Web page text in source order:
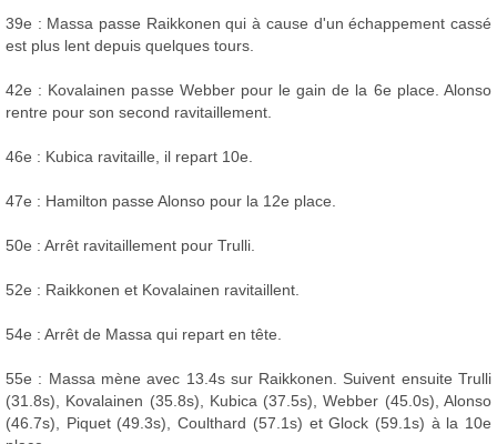
39e : Massa passe Raikkonen qui à cause d'un échappement cassé
est plus lent depuis quelques tours.
42e : Kovalainen passe Webber pour le gain de la 6e place. Alonso
rentre pour son second ravitaillement.
46e : Kubica ravitaille, il repart 10e.
47e : Hamilton passe Alonso pour la 12e place.
50e : Arrêt ravitaillement pour Trulli.
52e : Raikkonen et Kovalainen ravitaillent.
54e : Arrêt de Massa qui repart en tête.
55e : Massa mène avec 13.4s sur Raikkonen. Suivent ensuite Trulli
(31.8s), Kovalainen (35.8s), Kubica (37.5s), Webber (45.0s), Alonso
(46.7s), Piquet (49.3s), Coulthard (57.1s) et Glock (59.1s) à la 10e